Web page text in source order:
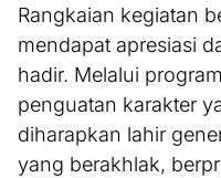
Rangkaian kegiatan
mendapat apresiasi
hadir. Melalui
penguatan karakter
diharapkan lahir
yang berakhlak,